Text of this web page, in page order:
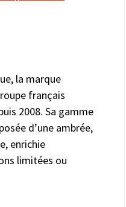
la marque
français
2008. Sa gamme
d’une ambrée,
enrichie
limitées ou